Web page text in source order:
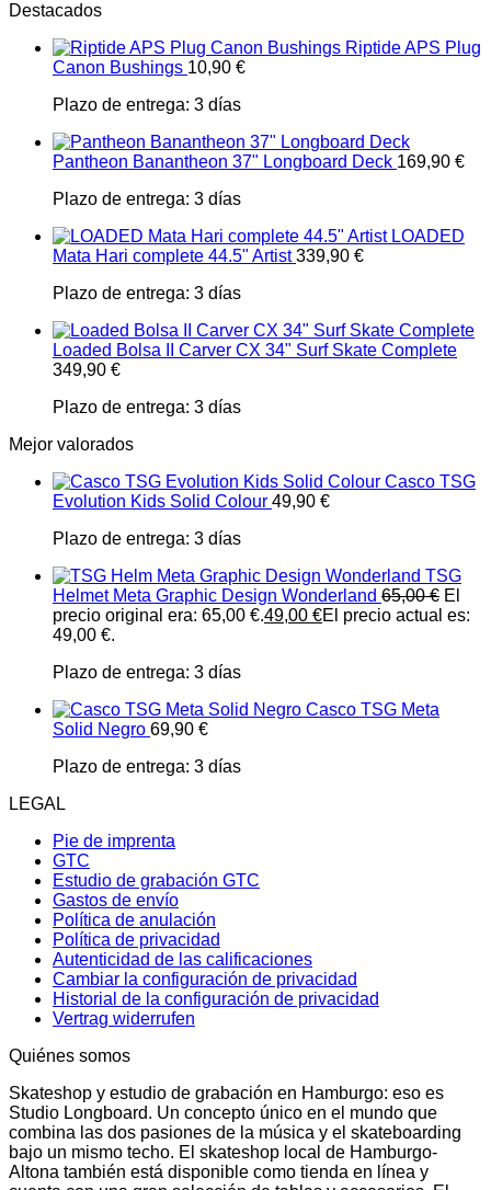
Destacados
Riptide APS Plug
Canon Bushings 10,90 €
Plazo de entrega: 3 días
Pantheon Banantheon 37" Longboard Deck 169,90 €
Plazo de entrega: 3 días
LOADED
Mata Hari complete 44.5" Artist 339,90 €
Plazo de entrega: 3 días
Loaded Bolsa II Carver CX 34" Surf Skate Complete
349,90 €
Plazo de entrega: 3 días
Mejor valorados
Casco TSG
Evolution Kids Solid Colour 49,90 €
Plazo de entrega: 3 días
TSG
Helmet Meta Graphic Design Wonderland 65,00€ El
precio original era: 65,00 €.49,00 €El precio actual es:
49,00 €.
Plazo de entrega: 3 días
Casco TSG Meta
Solid Negro 69,90 €
Plazo de entrega: 3 días
LEGAL
Pie de imprenta
GTC
Estudio de grabación GTC
Gastos de envío
Política de anulación
Política de privacidad
Autenticidad de las calificaciones
Cambiar la configuración de privacidad
Historial de la configuración de privacidad
Vertrag widerrufen
Quiénes somos
Skateshop y estudio de grabación en Hamburgo: eso es
Studio Longboard. Un concepto único en el mundo que
combina las dos pasiones de la música y el skateboarding
bajo un mismo techo. El skateshop local de Hamburgo-
Altona también está disponible como tienda en línea y